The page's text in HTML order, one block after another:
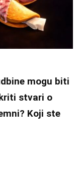
mogu biti
stvari o
Koji ste